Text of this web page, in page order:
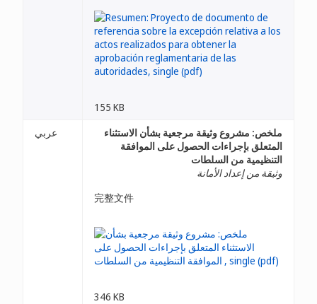
155 KB
عربي
ملخص: مشروع وثيقة مرجعية بشأن الاستثناء
المتعلق بإجراءات الحصول على الموافقة
التنظيمية من السلطات
وثيقة من إعداد الأمانة
完整文件
346 KB